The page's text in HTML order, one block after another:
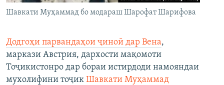
Шавкати Муҳаммад бо модараш Шарофат Шарифова
Додгоҳи парвандаҳои ҷиноӣ дар Вена,
маркази Австрия, дархости мақомоти
Тоҷикистонро дар бораи истирдоди намояндаи
мухолифини тоҷик Шавкати Муҳаммад